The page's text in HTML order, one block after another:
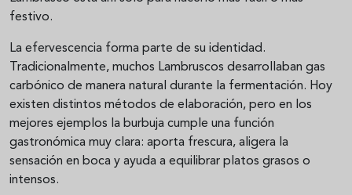
festivo.
La efervescencia forma parte de su identidad.
Tradicionalmente, muchos Lambruscos desarrollaban gas
carbónico de manera natural durante la fermentación. Hoy
existen distintos métodos de elaboración, pero en los
mejores ejemplos la burbuja cumple una función
gastronómica muy clara: aporta frescura, aligera la
sensación en boca y ayuda a equilibrar platos grasos o
intensos.